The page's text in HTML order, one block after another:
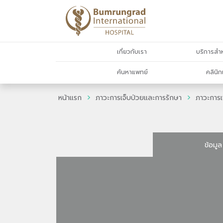
เกี่ยวกับเรา บริการส
ค้นหาแพทย์ คลินิก
หน้าแรก ภาวะการเจ็บป่วยและการรักษา ภาวะกา
ข้อมูล